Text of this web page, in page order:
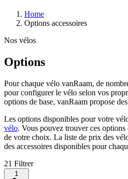
Home
Options accessoires
Nos vélos
Options
Pour chaque vélo vanRaam, de
pour configurer le vélo selon vos
options de base, vanRaam propose
Les options disponibles pour votre
vélo. Vous pouvez trouver ces
de votre choix. La liste de prix des
des accessoires disponibles pour
21 Filtrer
1